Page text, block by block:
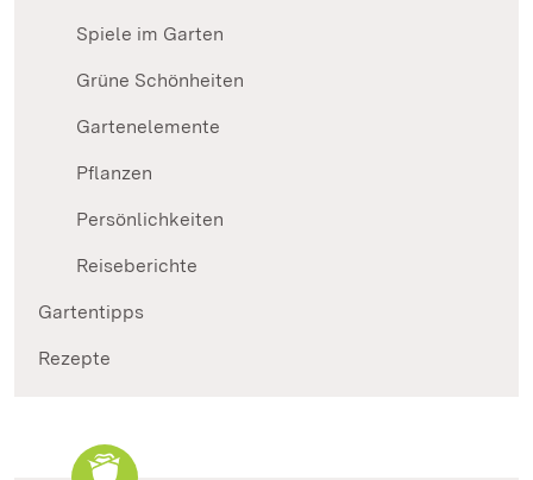
Spiele im Garten
Grüne Schönheiten
Gartenelemente
Pflanzen
Persönlichkeiten
Reiseberichte
Gartentipps
Rezepte